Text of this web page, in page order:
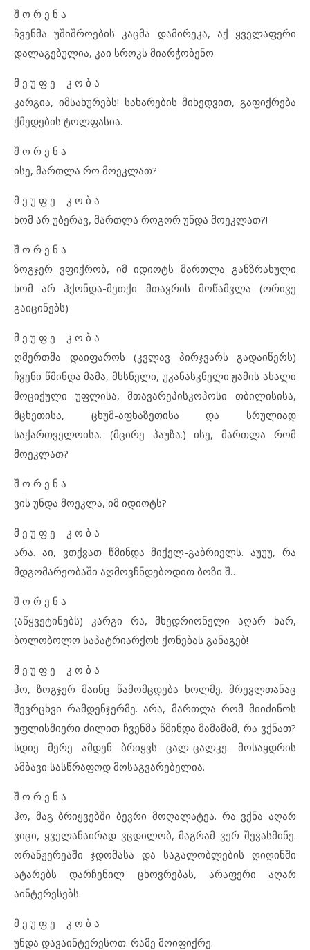
შ ო რ ე ნ ა
ჩვენმა უშიშროების კაცმა დამირეკა, აქ ყველაფერი
დალაგებულია, კაი სროკს მიარჭობენო.
მ ე უ ფ ე კ ო ბ ა
კარგია, იმსახურებს! სახარების მიხედვით, გაფიქრება
ქმედების ტოლფასია.
შ ო რ ე ნ ა
ისე, მართლა რო მოეკლათ?
მ ე უ ფ ე კ ო ბ ა
ხომ არ უბერავ, მართლა როგორ უნდა მოეკლათ?!
შ ო რ ე ნ ა
ზოგჯერ ვფიქრობ, იმ იდიოტს მართლა განზრახული
ხომ არ ჰქონდა-მეთქი მთავრის მოწამვლა (ორივე
გაიცინებს)
მ ე უ ფ ე კ ო ბ ა
ღმერთმა დაიფაროს (კვლავ პირჯვარს გადაიწერს)
ჩვენი წმინდა მამა, მხსნელი, უკანასკნელი ჟამის ახალი
მოციქული უფლისა, მთავარეპისკოპოსი თბილისისა,
მცხეთისა, ცხუმ-აფხაზეთისა და სრულიად
საქართველოისა. (მცირე პაუზა.) ისე, მართლა რომ
მოეკლათ?
შ ო რ ე ნ ა
ვის უნდა მოეკლა, იმ იდიოტს?
მ ე უ ფ ე კ ო ბ ა
არა. აი, ვთქვათ წმინდა მიქელ-გაბრიელს. აუუუ, რა
მდგომარეობაში აღმოვჩნდებოდით ბოზი შ…
შ ო რ ე ნ ა
(აწყვეტინებს) კარგი რა, მხედრიონელი აღარ ხარ,
ბოლობოლო საპატრიარქოს ქონებას განაგებ!
მ ე უ ფ ე კ ო ბ ა
ჰო, ზოგჯერ მაინც წამომცდება ხოლმე. მრევლთანაც
შევრცხვი რამდენჯერმე. არა, მართლა რომ მიიძინოს
უფლისმიერი ძილით ჩვენმა წმინდა მამამამ, რა ვქნათ?
სდიე მერე ამდენ ბრიყვს ცალ-ცალკე. მოსაყდრის
ამბავი სასწრაფოდ მოსაგვარებელია.
შ ო რ ე ნ ა
ჰო, მაგ ბრიყვებში ბევრი მოღალატეა. რა ვქნა აღარ
ვიცი, ყველანაირად ვცდილობ, მაგრამ ვერ შევასმინე.
ორანჟერეაში ჯდომასა და საგალობლების ღიღინში
ატარებს დარჩენილ ცხოვრებას, არაფერი აღარ
აინტერესებს.
მ ე უ ფ ე კ ო ბ ა
უნდა დავაინტერესოთ. რამე მოიფიქრე.